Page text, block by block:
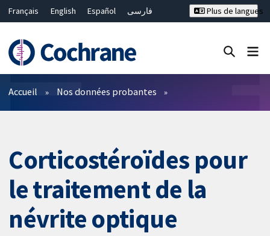
Français English Español
فارسی
Bahasa Malaysia
ไทย
繁體中文
简体中文
Plus de langues
Filtres
Accueil Nos données probantes
Corticostéroïdes pour
le traitement de la
névrite optique